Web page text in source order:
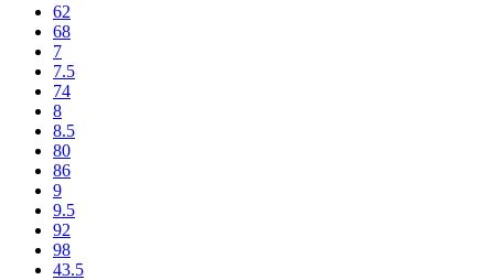
62
68
7
7.5
74
8
8.5
80
86
9
9.5
92
98
43.5